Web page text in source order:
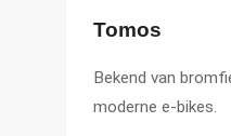
Tomos
Bekend van
moderne e-bikes.